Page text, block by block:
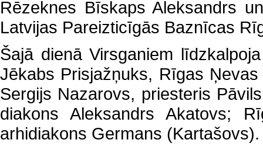
Rēzeknes Bīskaps Aleksandrs
Latvijas Pareizticīgās Baznīcas
Šajā dienā Virsganiem
Jēkabs Prisjažņuks, Rīgas
Sergijs Nazarovs, priesteris
diakons Aleksandrs Akatovs;
arhidiakons Germans (Kartašovs).